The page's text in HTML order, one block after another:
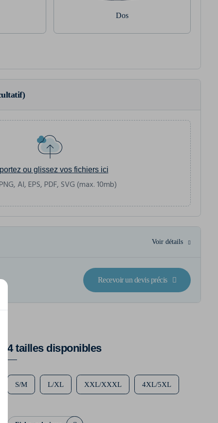
Dos
ou glissez vos fichiers ici
AI, EPS, PDF, SVG (max. 10mb)
Voir détails
Recevoir un devis précis
4 tailles disponibles
S/M L/XL XXL/XXXL 4XL/5XL